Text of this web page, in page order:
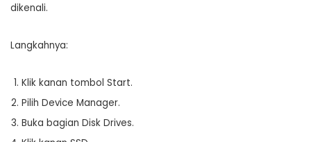
dikenali.
Langkahnya:
Klik kanan tombol Start.
Pilih Device Manager.
Buka bagian Disk Drives.